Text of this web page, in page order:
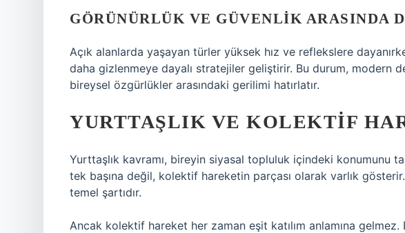
GÖRÜNÜRLÜK VE GÜVENLIK ARASINDA
Açık alanlarda yaşayan türler yüksek hız ve reflekslere
daha gizlenmeye dayalı stratejiler geliştirir. Bu durum, modern
bireysel özgürlükler arasındaki gerilimi hatırlatır.
YURTTAŞLIK VE KOLEKTIF
Yurttaşlık kavramı, bireyin siyasal topluluk içindeki konumunu
tek başına değil, kolektif hareketin parçası olarak varlık
temel şartıdır.
Ancak kolektif hareket her zaman eşit katılım anlamına gelmez.